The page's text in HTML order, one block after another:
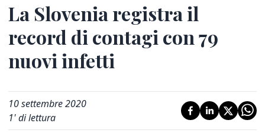
La Slovenia registra il
record di contagi con 79
nuovi infetti
10 settembre 2020
1' di lettura